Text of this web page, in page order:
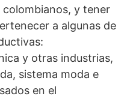
y tener
a algunas de
y otras industrias,
sistema moda e
en el